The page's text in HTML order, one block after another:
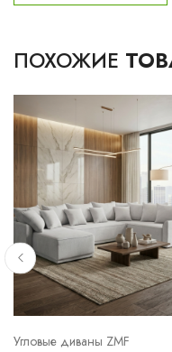
ПОХОЖИЕ
Угловые диваны ZMF